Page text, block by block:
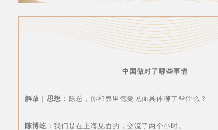
中国做对了哪些事情
解放｜思想 ：陈总，你和弗里德曼见面具体聊了些什么？
陈博屹 ：我们是在上海见面的，交流了两个小时。